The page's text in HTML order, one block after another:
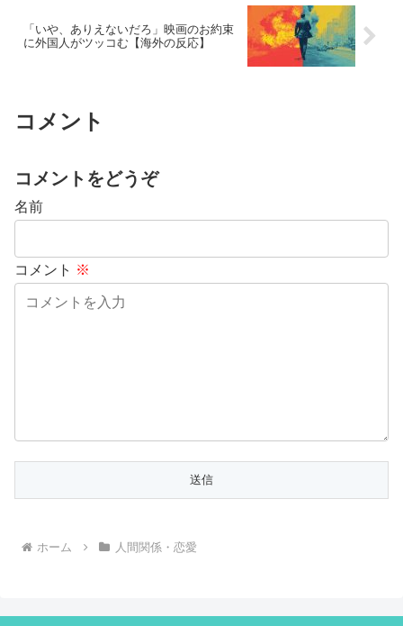
「いや、ありえないだろ」映画のお約束
に外国人がツッコむ【海外の反応】
コメント
コメントをどうぞ
名前
コメント ※
ホーム 人間関係・恋愛